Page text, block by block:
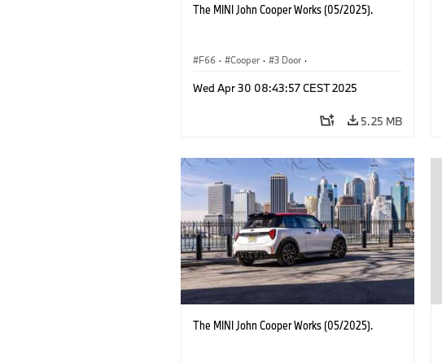
The MINI John Cooper Works (05/2025).
F66 · Cooper · 3 Door ·
Wed Apr 30 08:43:57 CEST 2025
5.25 MB
The MINI John Cooper Works (05/2025).